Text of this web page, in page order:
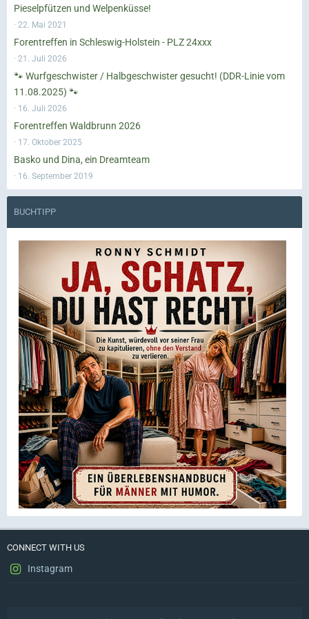
Pieselpfützen und Welpenküsse!
22. Mai 2021
Forentreffen in Schleswig-Holstein - PLZ 24xxx
21. Juli 2026
🐾 Wurfgeschwister / Halbgeschwister gesucht! (DDR-Linie vom
11.08.2025) 🐾
16. Juli 2026
Forentreffen Waldbrunn 2026
17. Oktober 2025
Basko und Dina, ein Dreamteam
16. September 2019
BUCHTIPP
CONNECT WITH US
Instagram